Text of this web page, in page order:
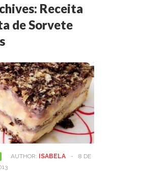
Receita
de Sorvete
AUTHOR: ISABELA -
8 DE